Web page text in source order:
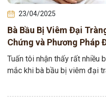
23/04/2025
Bà Bầu Bị Viêm Đại
Chứng và Phương Pháp
Tuấn tôi nhận thấy rất nhiều
mắc khi bà bầu bị viêm đại